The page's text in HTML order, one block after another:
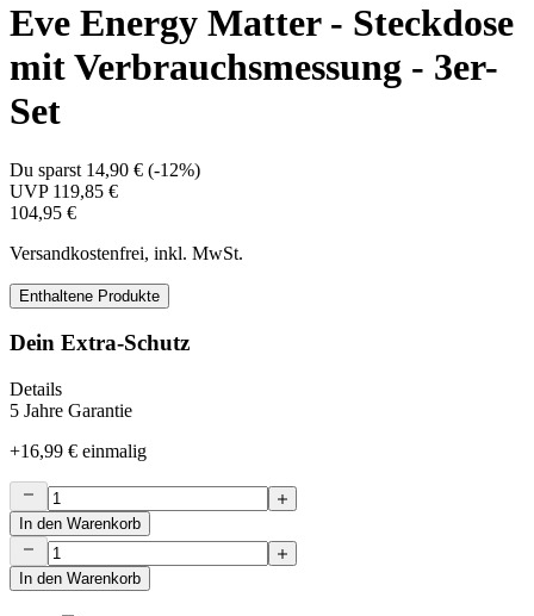
Eve Energy Matter - Steckdose
mit Verbrauchsmessung - 3er-
Set
Du sparst 14,90 € (-12%)
UVP 119,85 €
104,95 €
Versandkostenfrei, inkl. MwSt.
Enthaltene Produkte
Dein Extra-Schutz
Details
5 Jahre Garantie
+16,99 € einmalig
In den Warenkorb
In den Warenkorb